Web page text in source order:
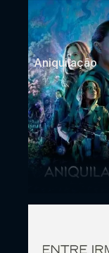
Aniquilação